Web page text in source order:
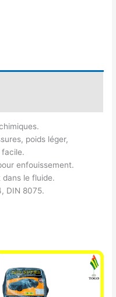
poids léger,
enfouissement.
le fluide.
DIN 8075.